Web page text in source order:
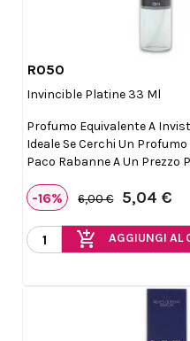
R050
Invincible Platine 33 Ml
Profumo Equivalente A
Ideale Se Cerchi Un
Paco Rabanne A Un Prezzo
-16% 6,00 € 5,04 €
add_shopping_cart AGGIUNGI AL